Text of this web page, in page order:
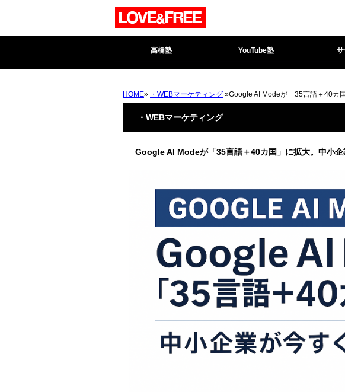
高橋塾 YouTube塾 サ
HOME» ・WEBマーケティング »Google AI Modeが「35言語＋40カ
・WEBマーケティング
Google AI Modeが「35言語＋40カ国」に拡大。中小企